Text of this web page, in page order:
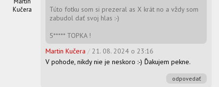
Kučera
Túto fotku som si prezeral as X krát no a vždy som
zabudol dať svoj hlas :-)
5***** TOPKA !
Martin Kučera / 21. 08. 2024 o 23:16
V pohode, nikdy nie je neskoro :-) Ďakujem pekne.
odpovedať